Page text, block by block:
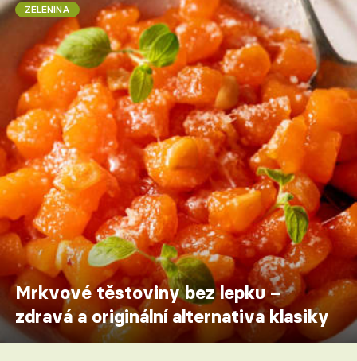
ZELENINA
Mrkvové těstoviny bez lepku –
zdravá a originální alternativa klasiky